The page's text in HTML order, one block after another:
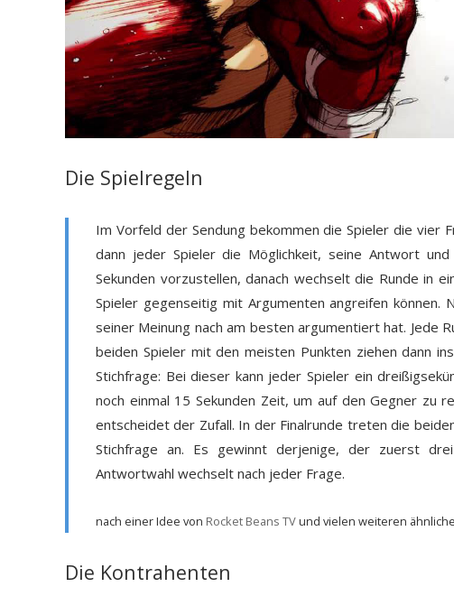
Die Spielregeln
Im Vorfeld der Sendung bekommen die Spieler die vier
dann jeder Spieler die Möglichkeit, seine Antwort
Sekunden vorzustellen, danach wechselt die Runde in
Spieler gegenseitig mit Argumenten angreifen
seiner Meinung nach am besten argumentiert hat. Jede
beiden Spieler mit den meisten Punkten ziehen dann
Stichfrage: Bei dieser kann jeder Spieler ein
noch einmal 15 Sekunden Zeit, um auf den Gegner zu
entscheidet der Zufall. In der Finalrunde treten die
Stichfrage an. Es gewinnt derjenige, der zuerst
Antwortwahl wechselt nach jeder Frage.
nach einer Idee von Rocket Beans TVund vielen weiteren
Die Kontrahenten